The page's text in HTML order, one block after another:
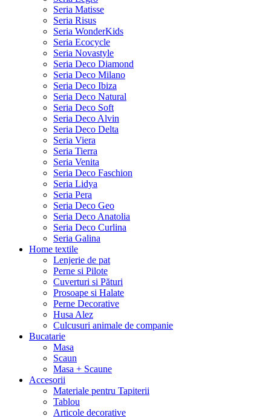
Seria Matisse
Seria Risus
Seria WonderKids
Seria Ecocycle
Seria Novastyle
Seria Deco Diamond
Seria Deco Milano
Seria Deco Ibiza
Seria Deco Natural
Seria Deco Soft
Seria Deco Alvin
Seria Deco Delta
Seria Viera
Seria Tierra
Seria Venita
Seria Deco Faschion
Seria Lidya
Seria Pera
Seria Deco Geo
Seria Deco Anatolia
Seria Deco Curlina
Seria Galina
Home textile
Lenjerie de pat
Perne si Pilote
Cuverturi si Pături
Prosoape si Halate
Perne Decorative
Husa Alez
Culcusuri animale de companie
Bucatarie
Masa
Scaun
Masa + Scaune
Accesorii
Materiale pentru Tapiterii
Tablou
Articole decorative